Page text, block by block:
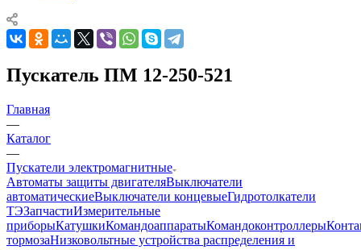
Пускатель ПМ 12-250-521
Главная
—
Каталог
—
Пускатели электромагнитные
Автоматы защиты двигателяВыключатели
автоматическиеВыключатели концевыеГидротолкатели
ТЭЗапчастиИзмерительные
приборыКатушкиКомандоаппаратыКомандоконтроллеры
тормозаНизковольтные устройства распределения и